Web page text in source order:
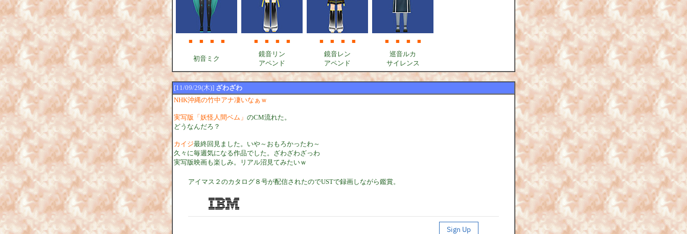
■ ■ ■ ■ ■ ■ ■ ■ ■ ■ ■ ■ ■ ■ ■ ■
初音ミク
鏡音リン
アペンド
鏡音レン
アペンド
巡音ルカ
サイレンス
[11/09/29(木)] ざわざわ
NHK沖縄の竹中アナ凄いなぁｗ
実写版「妖怪人間ベム」 のCM流れた。
どうなんだろ？
カイジ最終回見ました。いや～おもろかったわ～
久々に毎週気になる作品でした。ざわざわざっわ
実写版映画も楽しみ。リアル沼見てみたいｗ
アイマス２のカタログ８号が配信されたのでUSTで録画しながら鑑賞。